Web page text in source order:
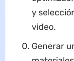
y
video.
Generar